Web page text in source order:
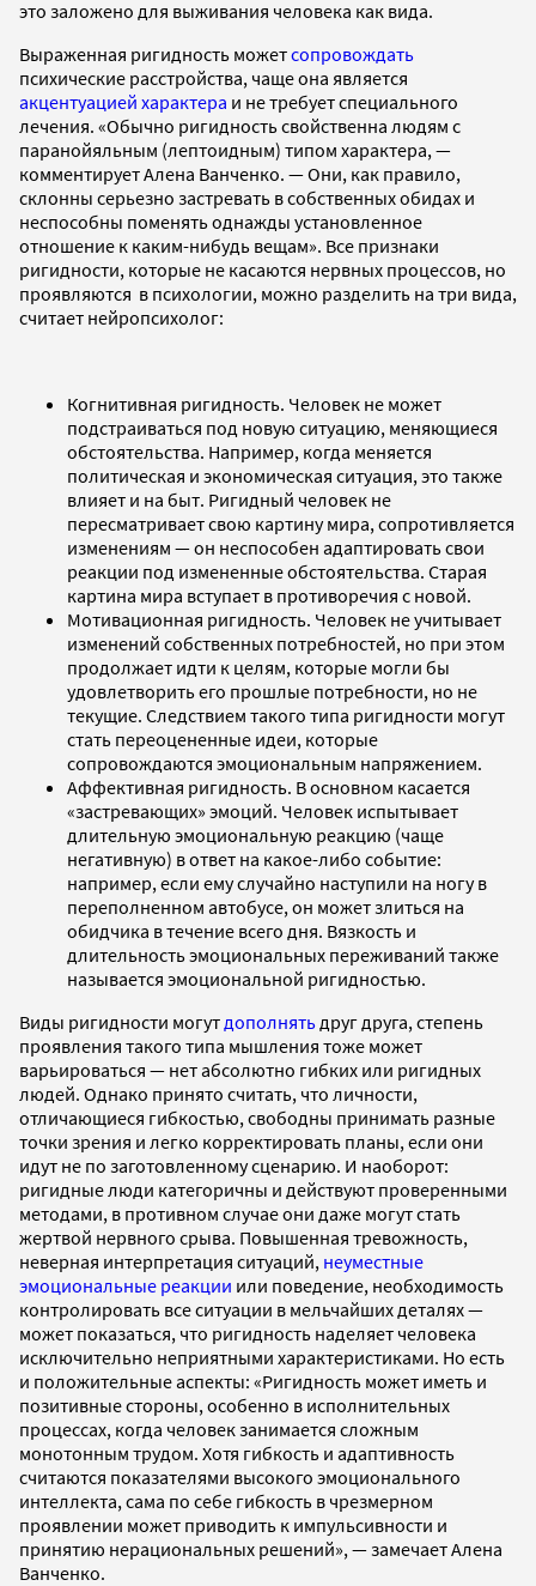
это заложено для выживания человека как вида.
Выраженная ригидность можетсопровождать
психические расстройства, чаще она является
акцентуацией характера и не требует специального
лечения. «Обычно ригидность свойственна людям с
паранойяльным (лептоидным) типом характера, —
комментирует Алена Ванченко. — Они, как правило,
склонны серьезно застревать в собственных обидах и
неспособны поменять однажды установленное
отношение к каким-нибудь вещам». Все признаки
ригидности, которые не касаются нервных процессов, но
проявляются в психологии, можно разделить на три вида,
считает нейропсихолог:
Когнитивная ригидность. Человек не может
подстраиваться под новую ситуацию, меняющиеся
обстоятельства. Например, когда меняется
политическая и экономическая ситуация, это также
влияет и на быт. Ригидный человек не
пересматривает свою картину мира, сопротивляется
изменениям — он неспособен адаптировать свои
реакции под измененные обстоятельства. Старая
картина мира вступает в противоречия с новой.
Мотивационная ригидность. Человек не учитывает
изменений собственных потребностей, но при этом
продолжает идти к целям, которые могли бы
удовлетворить его прошлые потребности, но не
текущие. Следствием такого типа ригидности могут
стать переоцененные идеи, которые
сопровождаются эмоциональным напряжением.
Аффективная ригидность. В основном касается
«застревающих» эмоций. Человек испытывает
длительную эмоциональную реакцию (чаще
негативную) в ответ на какое-либо событие:
например, если ему случайно наступили на ногу в
переполненном автобусе, он может злиться на
обидчика в течение всего дня. Вязкость и
длительность эмоциональных переживаний также
называется эмоциональной ригидностью.
Виды ригидности могут дополнять друг друга, степень
проявления такого типа мышления тоже может
варьироваться — нет абсолютно гибких или ригидных
людей. Однако принято считать, что личности,
отличающиеся гибкостью, свободны принимать разные
точки зрения и легко корректировать планы, если они
идут не по заготовленному сценарию. И наоборот:
ригидные люди категоричны и действуют проверенными
методами, в противном случае они даже могут стать
жертвой нервного срыва. Повышенная тревожность,
неверная интерпретация ситуаций, неуместные
эмоциональные реакции или поведение, необходимость
контролировать все ситуации в мельчайших деталях —
может показаться, что ригидность наделяет человека
исключительно неприятными характеристиками. Но есть
и положительные аспекты: «Ригидность может иметь и
позитивные стороны, особенно в исполнительных
процессах, когда человек занимается сложным
монотонным трудом. Хотя гибкость и адаптивность
считаются показателями высокого эмоционального
интеллекта, сама по себе гибкость в чрезмерном
проявлении может приводить к импульсивности и
принятию нерациональных решений», — замечает Алена
Ванченко.